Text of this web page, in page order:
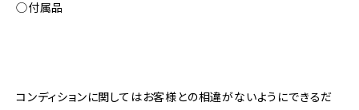
◯付属品
コンディションに関してはお客様との相違がないようにできるだ